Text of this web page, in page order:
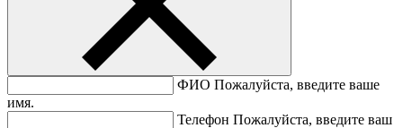
ФИО Пожалуйста, введите ваше
имя.
Телефон Пожалуйста, введите ваш